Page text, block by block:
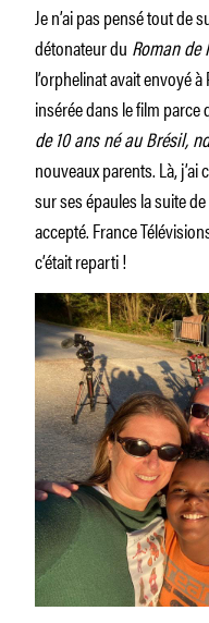
Je n’ai pas pensé tout de
détonateur du Roman de
l’orphelinat avait envoyé à
insérée dans le film parce
de 10 ans né au Brésil,
nouveaux parents. Là,
sur ses épaules la suite
accepté. France
c’était reparti !